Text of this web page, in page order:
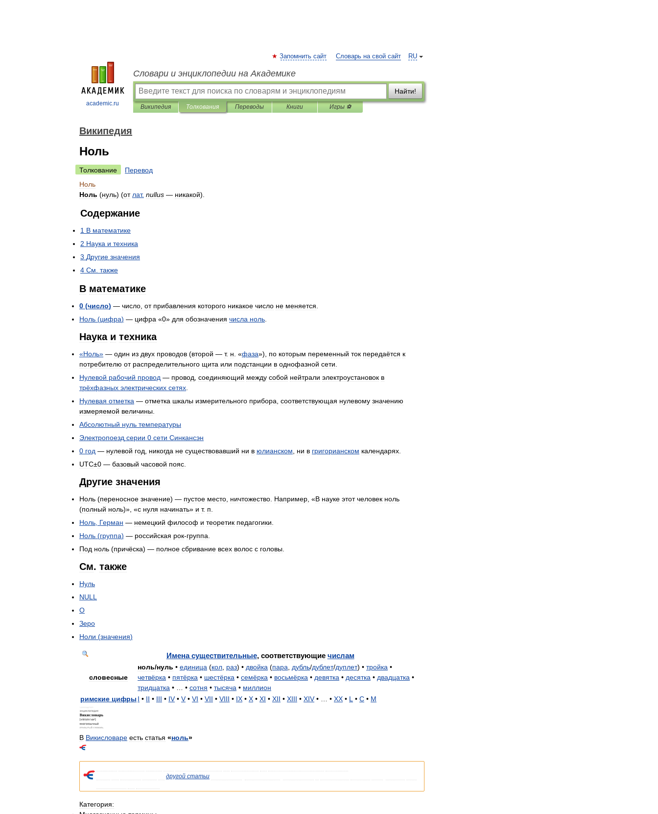
academic.ru
RU
Запомнить сайт Словарь на свой сайт
Словари и энциклопедии на Академике
Найти!
Википедия Толкования Переводы Книги Игры ⚽
Википедия
Ноль
Толкование
Перевод
Ноль
Ноль (нуль) (от лат. nullus — никакой).
Содержание
1 В математике
2 Наука и техника
3 Другие значения
4 См также
В математике
0 (число) — число от прибавления которого никакое число не меняется
Ноль (цифра) — цифра «0» для обозначения числа ноль
Наука и техника
«Ноль» — один из двух проводов (второй — т. н . «фаза»), по которым переменный ток передаётся к
потребителю от распределительного щита или подстанции в однофазной сети
Нулевой рабочий провод — провод соединяющий между собой нейтрали электроустановок в
трёхфазных электрических сетях
Нулевая отметка — отметка шкалы измерительного прибора соответствующая нулевому значению
измеряемой величины
Абсолютный нуль температуры
Электропоезд серии 0 сети Синкансэн
0 год — нулевой год никогда не существовавший ни в юлианском ни в григорианском календарях
UTC±0 — базовый часовой пояс
Другие значения
Ноль (переносное значение) — пустое место ничтожество Например , «В науке этот человек ноль
(полный ноль)», «с нуля начинать» и т. п
Ноль Герман — немецкий философ и теоретик педагогики
Ноль (группа) — российская рок-группа
Под ноль (причёска) — полное сбривание всех волос с головы
См. также
Нуль
NULL
O
Зеро
Ноли (значения)
Имена существительные, соответствующие числам
словесные
ноль/нуль • единица (кол раз) • двойка (пара дубль/дублет/дуплет) • тройка •
четвёрка • пятёрка • шестёрка • семёрка • восьмёрка • девятка • десятка • двадцатка •
тридцатка • … • сотня • тысяча • миллион
римские цифры I • II • III • IV• V• VI • VII • VIII • IX • X • XI • XII • XIII • XIV• … • XX • L • C • M
В Викисловаре есть статья «ноль»
другой статьи
Категория: